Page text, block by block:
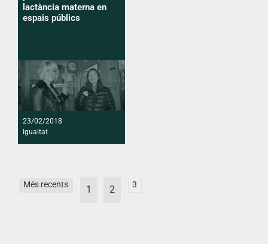
lactància materna en
espais públics
23/02/2018
Igualtat
Més recents 1 2 3